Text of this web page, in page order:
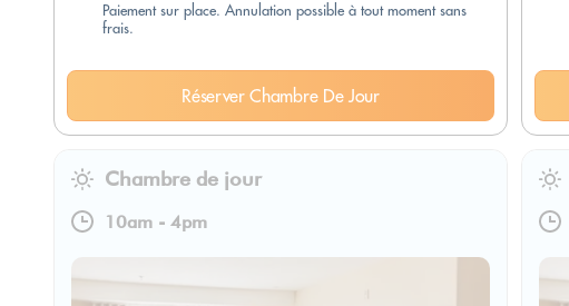
Paiement sur place. Annulation possible à tout moment sans
frais.
Réserver Chambre De Jour
Chambre de jour
10am - 4pm